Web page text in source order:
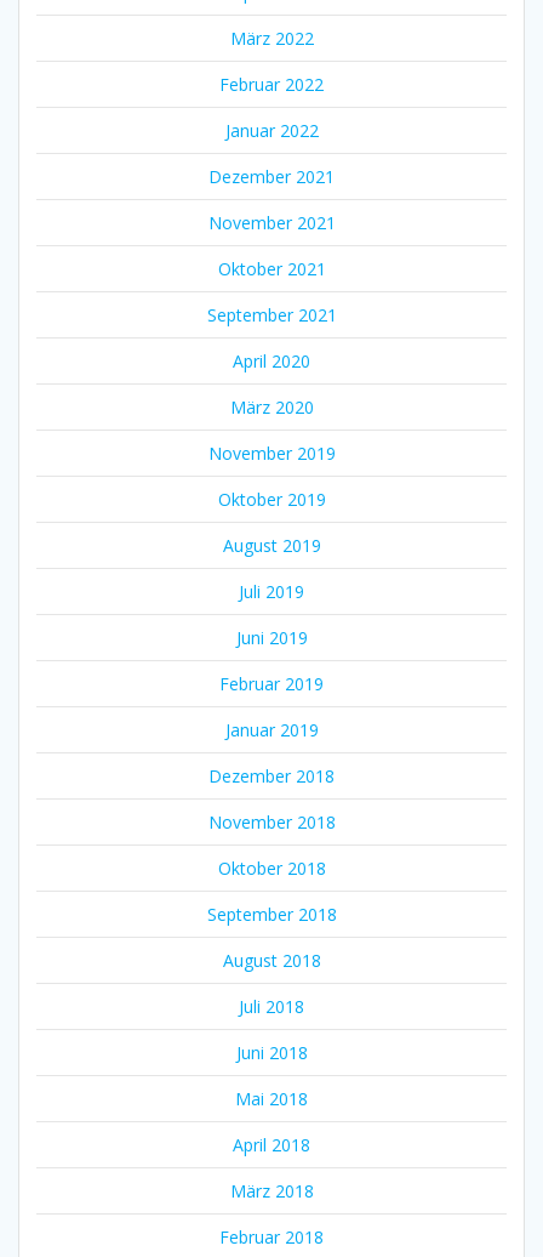
März 2022
Februar 2022
Januar 2022
Dezember 2021
November 2021
Oktober 2021
September 2021
April 2020
März 2020
November 2019
Oktober 2019
August 2019
Juli 2019
Juni 2019
Februar 2019
Januar 2019
Dezember 2018
November 2018
Oktober 2018
September 2018
August 2018
Juli 2018
Juni 2018
Mai 2018
April 2018
März 2018
Februar 2018